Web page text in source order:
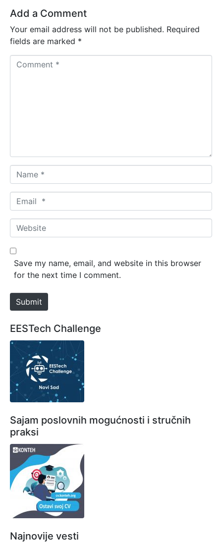
Add a Comment
Your email address will not be published. Required
fields are marked *
a
m
*
m
a
*
W
e
b
e
Save my name, email, and website in this browser
for the next time I comment.
Submit
EESTech Challenge
Sajam poslovnih mogućnosti i stručnih
praksi
Najnovije vesti